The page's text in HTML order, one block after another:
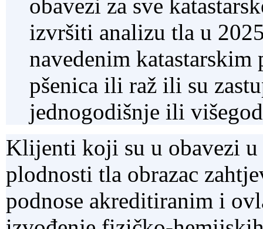
obavezi za sve
izvršiti analizu tla u
navedenim katastarskim
pšenica ili raž ili su
jednogodišnje ili
Klijenti koji su u obavezi
plodnosti tla obrazac
podnose akreditiranim i